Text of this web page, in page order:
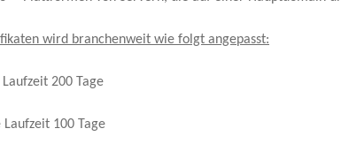
wird branchenweit wie folgt angepasst:
200 Tage
100 Tage